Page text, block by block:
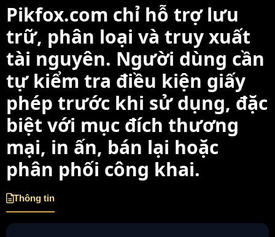
Pikfox.com chỉ hỗ trợ lưu
trữ, phân loại và truy xuất
tài nguyên. Người dùng cần
tự kiểm tra điều kiện giấy
phép trước khi sử dụng, đặc
biệt với mục đích thương
mại, in ấn, bán lại hoặc
phân phối công khai.
Thông tin